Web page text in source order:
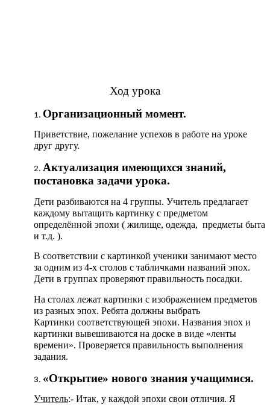
Ход урока
Организационный момент.
Приветствие, пожелание успехов в работе на уроке
друг другу.
Актуализация имеющихся знаний,
постановка задачи урока.
Дети разбиваются на 4 группы. Учитель предлагает
каждому вытащить картинку с предметом
определённой эпохи ( жилище, одежда, предметы быта
и т.д. ).
В соответствии с картинкой ученики занимают место
за одним из 4-х столов с табличками названий эпох.
Дети в группах проверяют правильность посадки.
На столах лежат картинки с изображением предметов
из разных эпох. Ребята должны выбрать
Картинки соответствующей эпохи. Названия эпох и
картинки вывешиваются на доске в виде «ленты
времени». Проверяется правильность выполнения
задания.
«Открытие» нового знания учащимися.
Учитель:- Итак, у каждой эпохи свои отличия. Я